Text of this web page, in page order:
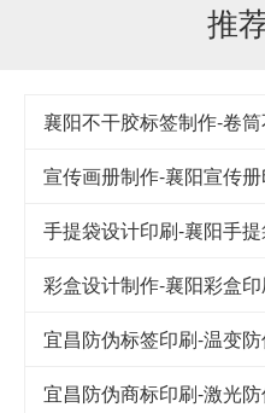
推
襄阳不干胶标签制作-卷
宣传画册制作-襄阳宣传
彩盒设计制作-襄阳彩盒
宜昌防伪标签印刷-温变